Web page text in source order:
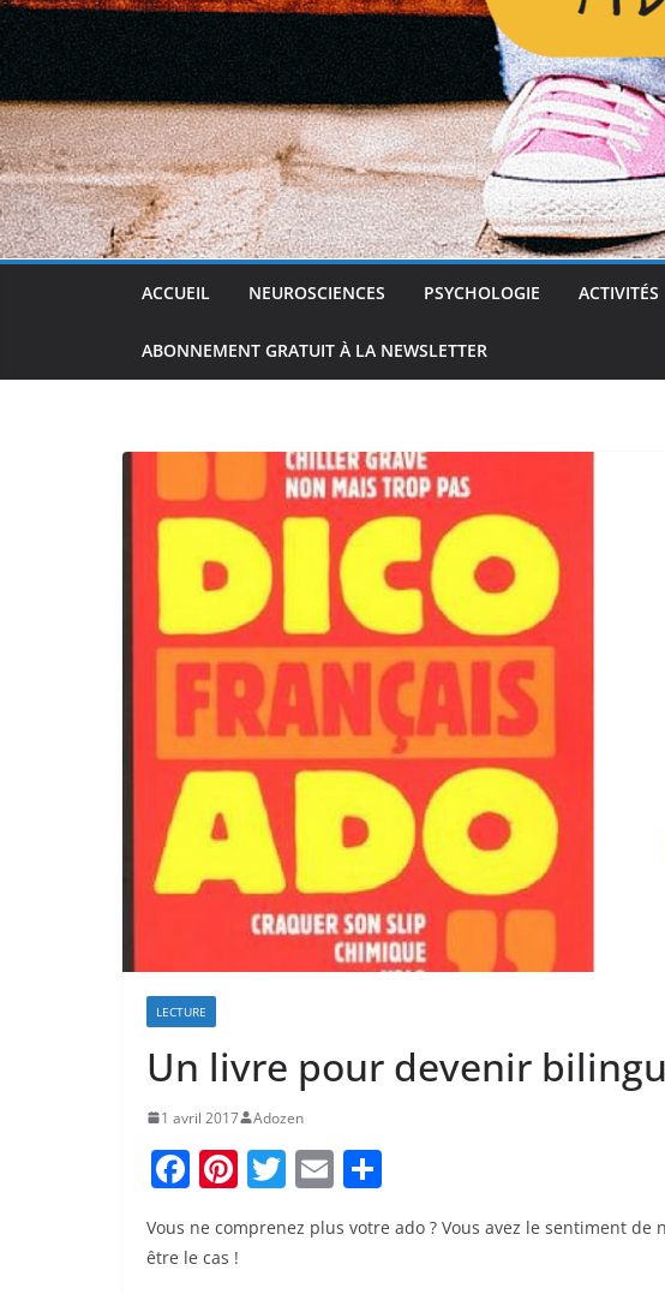
ACCUEIL NEUROSCIENCES PSYCHOLOGIE ACTIVITÉS
ABONNEMENT GRATUIT À LA NEWSLETTER
LECTURE
Un livre pour devenir
1 avril 2017 Adozen
F
c
Pi
er
T
itt
E
ai
ar
ta
Vous ne comprenez plus votre ado ? Vous avez le sentiment de
être le cas !